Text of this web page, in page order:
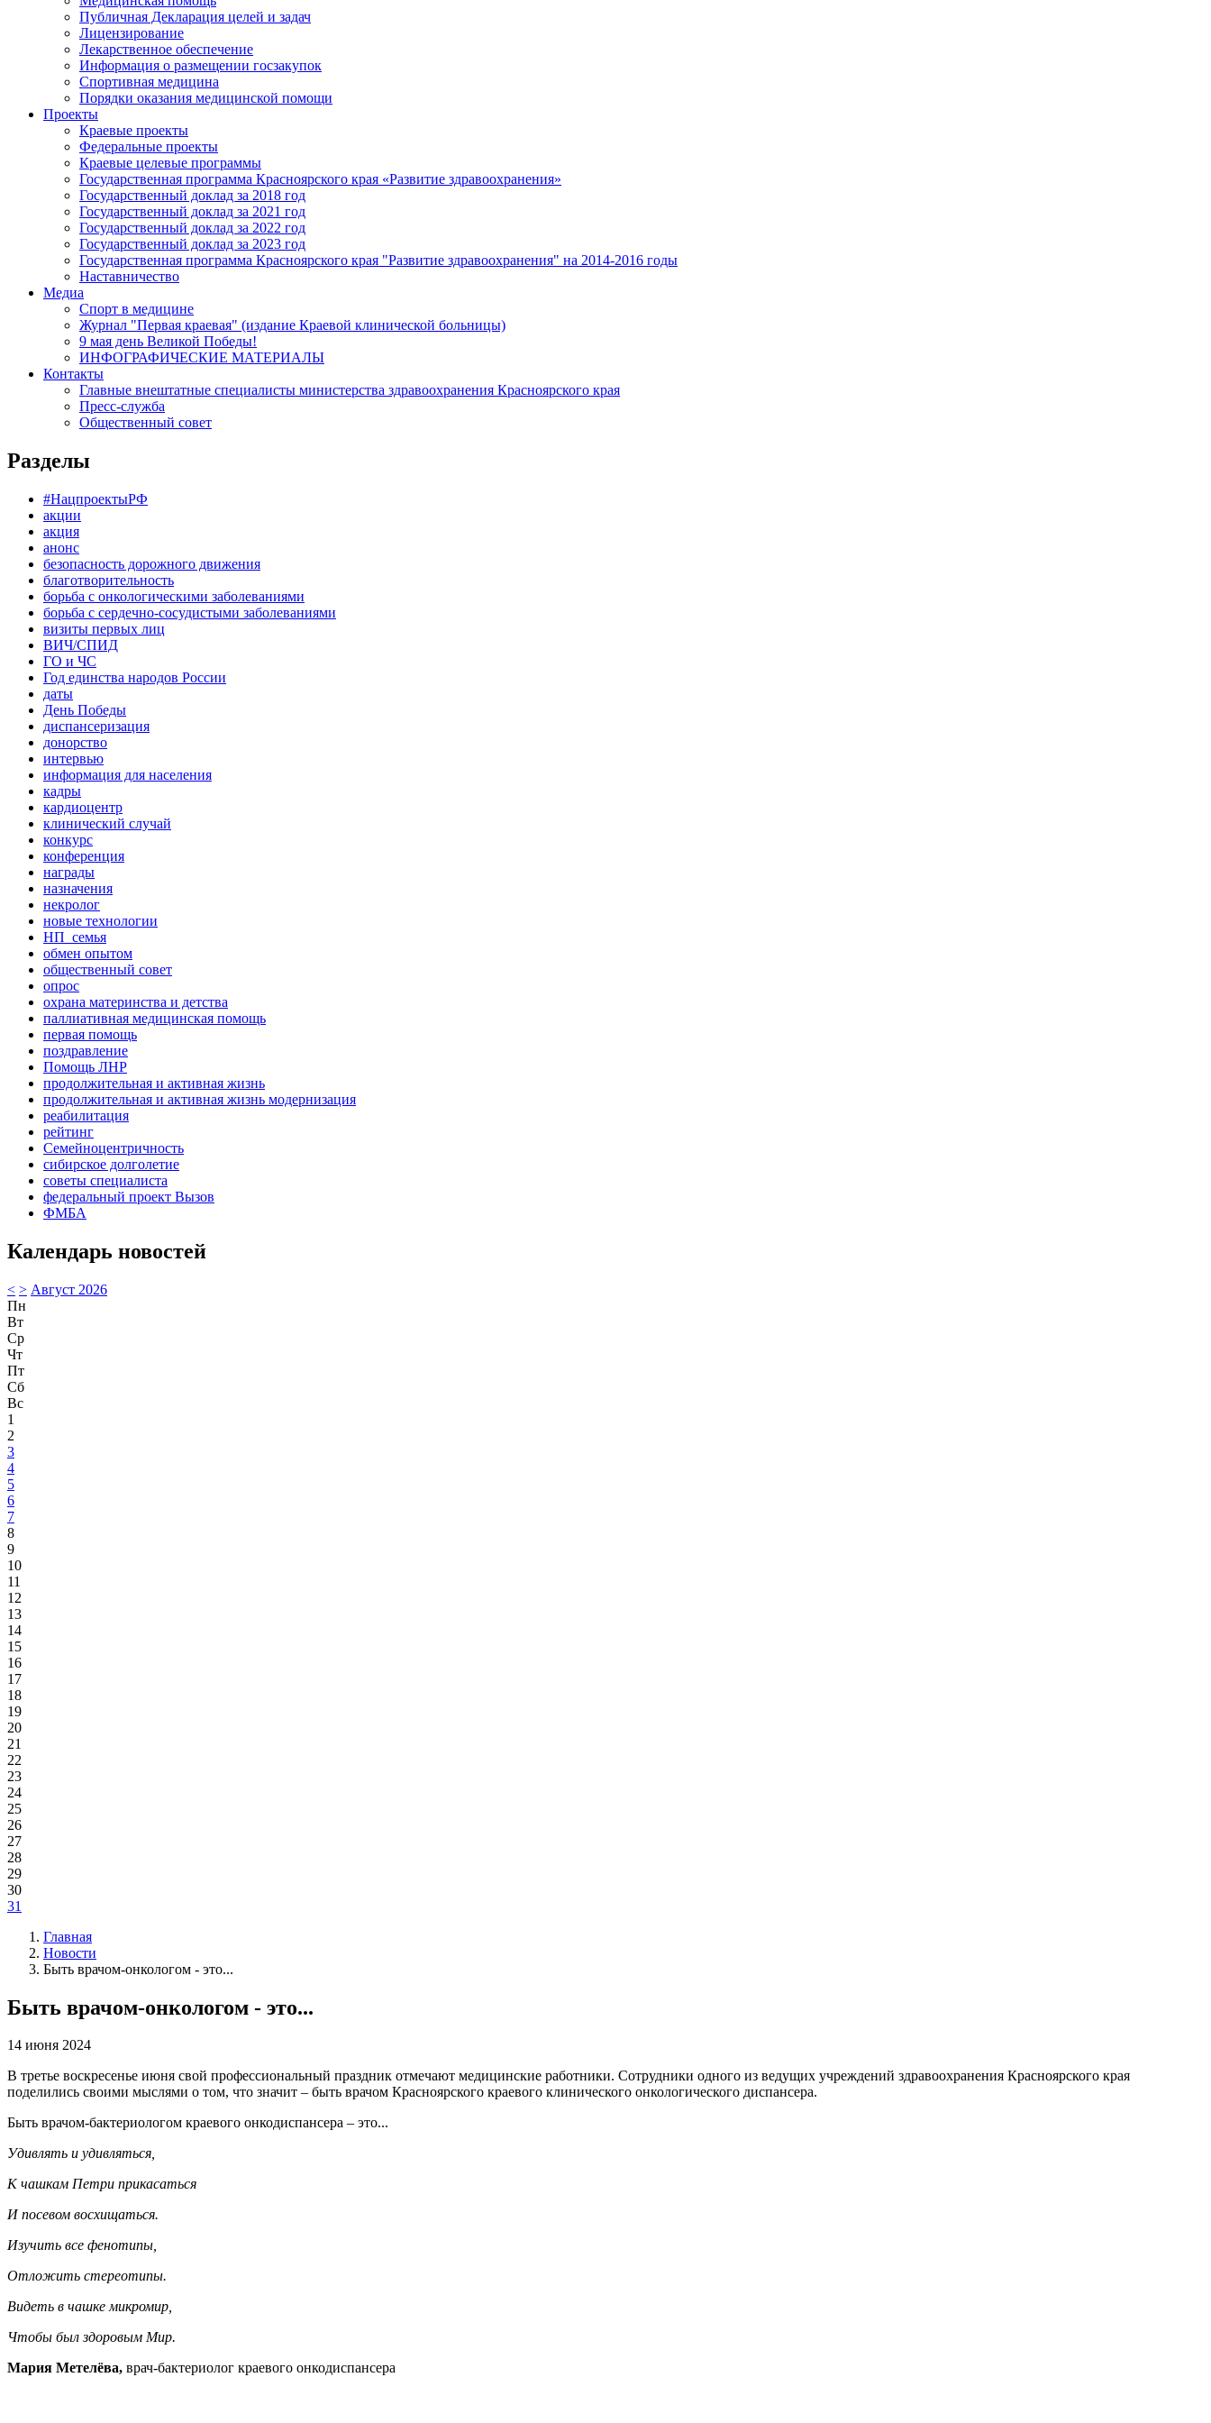
Публичная Декларация целей и задач
Лицензирование
Лекарственное обеспечение
Информация о размещении госзакупок
Спортивная медицина
Порядки оказания медицинской помощи
Проекты
Краевые проекты
Федеральные проекты
Краевые целевые программы
Государственная программа Красноярского края «Развитие здравоохранения»
Государственный доклад за 2018 год
Государственный доклад за 2021 год
Государственный доклад за 2022 год
Государственный доклад за 2023 год
Государственная программа Красноярского края "Развитие здравоохранения" на 2014-2016 годы
Наставничество
Медиа
Спорт в медицине
Журнал "Первая краевая" (издание Краевой клинической больницы)
9 мая день Великой Победы!
ИНФОГРАФИЧЕСКИЕ МАТЕРИАЛЫ
Контакты
Главные внештатные специалисты министерства здравоохранения Красноярского края
Пресс-служба
Общественный совет
Разделы
#НацпроектыРФ
акции
акция
анонс
безопасность дорожного движения
благотворительность
борьба с онкологическими заболеваниями
борьба с сердечно-сосудистыми заболеваниями
визиты первых лиц
ВИЧ/СПИД
ГО и ЧС
Год единства народов России
даты
День Победы
диспансеризация
донорство
интервью
информация для населения
кадры
кардиоцентр
клинический случай
конкурс
конференция
награды
назначения
некролог
новые технологии
НП_семья
обмен опытом
общественный совет
опрос
охрана материнства и детства
паллиативная медицинская помощь
первая помощь
поздравление
Помощь ЛНР
продолжительная и активная жизнь
продолжительная и активная жизнь модернизация
реабилитация
рейтинг
Семейноцентричность
сибирское долголетие
советы специалиста
федеральный проект Вызов
ФМБА
Календарь новостей
< > Август 2026
Пн
Вт
Ср
Чт
Пт
Сб
Вс
1
2
3
4
5
6
7
8
9
10
11
12
13
14
15
16
17
18
19
20
21
22
23
24
25
26
27
28
29
30
31
Главная
Новости
Быть врачом-онкологом - это...
Быть врачом-онкологом - это...
14 июня 2024
В третье воскресенье июня свой профессиональный праздник отмечают медицинские работники. Сотрудники одного из ведущих учреждений здравоохранения Красноярского края
поделились своими мыслями о том, что значит – быть врачом Красноярского краевого клинического онкологического диспансера.
Быть врачом-бактериологом краевого онкодиспансера – это...
Удивлять и удивляться,
К чашкам Петри прикасаться
И посевом восхищаться.
Изучить все фенотипы,
Отложить стереотипы.
Видеть в чашке микромир,
Чтобы был здоровым Мир.
Мария Метелёва, врач-бактериолог краевого онкодиспансера